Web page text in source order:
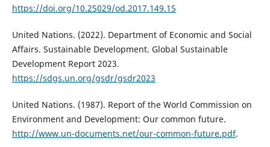
https://doi.org/10.25029/od.2017.149.15
United Nations. (2022). Department of Economic and Social
Affairs. Sustainable Development. Global Sustainable
Development Report 2023.
https://sdgs.un.org/gsdr/gsdr2023
United Nations. (1987). Report of the World Commission on
Environment and Development: Our common future.
http://www.un-documents.net/our-common-future.pdf.